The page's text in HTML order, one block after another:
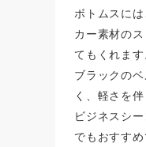
ボトムスに
カー素材の
てもくれます
ブラックの
く、軽さを
ビジネスシ
でもおすすめ